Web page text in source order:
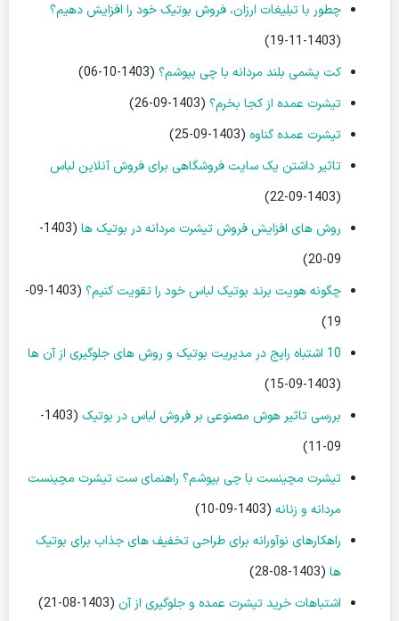
چطور با تبلیغات ارزان، فروش بوتیک خود را افزایش دهیم؟
(1403-11-19)
کت پشمی بلند مردانه با چی بپوشم؟ (1403-10-06)
تیشرت عمده از کجا بخرم؟ (1403-09-26)
تیشرت عمده گناوه (1403-09-25)
تاثیر داشتن یک سایت فروشگاهی برای فروش آنلاین لباس
(1403-09-22)
روش های افزایش فروش تیشرت مردانه در بوتیک ها
(1403-
09-20)
چگونه هویت برند بوتیک لباس خود را تقویت کنیم؟
(1403-09-
19)
10 اشتباه رایج در مدیریت بوتیک و روش های جلوگیری از آن ها
(1403-09-15)
بررسی تاثیر هوش مصنوعی بر فروش لباس در بوتیک
(1403-
09-11)
تیشرت مچینست با چی بپوشم؟ راهنمای ست تیشرت مچینست
مردانه و زنانه (1403-09-10)
راهکارهای نوآورانه برای طراحی تخفیف های جذاب برای بوتیک
ها (1403-08-28)
اشتباهات خرید تیشرت عمده و جلوگیری از آن (1403-08-21)